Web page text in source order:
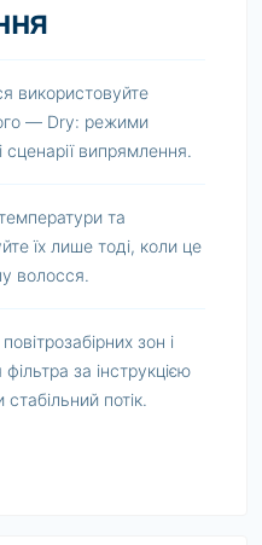
використовуйте
— Dry: режими
сценарії випрямлення.
та
їх лише тоді, коли це
волосся.
зон і
за інструкцією
потік.